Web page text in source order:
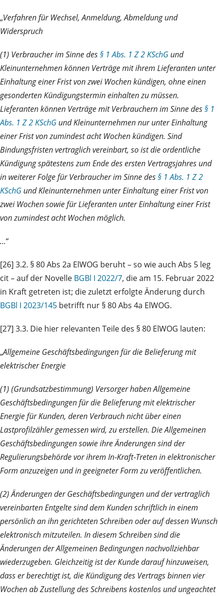
„Verfahren für Wechsel, Anmeldung, Abmeldung und
Widerspruch
(1) Verbraucher im Sinne des§ 1 Abs. 1 Z 2 KSchG und
Kleinunternehmen können Verträge mit ihrem Lieferanten unter
Einhaltung einer Frist von zwei Wochen kündigen, ohne einen
gesonderten Kündigungstermin einhalten zu müssen.
Lieferanten können Verträge mit Verbrauchern im Sinne des§ 1
Abs. 1 Z 2 KSchG und Kleinunternehmen nur unter Einhaltung
einer Frist von zumindest acht Wochen kündigen. Sind
Bindungsfristen vertraglich vereinbart, so ist die ordentliche
Kündigung spätestens zum Ende des ersten Vertragsjahres und
in weiterer Folge für Verbraucher im Sinne des§ 1 Abs. 1 Z 2
KSchG und Kleinunternehmen unter Einhaltung einer Frist von
zwei Wochen sowie für Lieferanten unter Einhaltung einer Frist
von zumindest acht Wochen möglich.
…“
[26] 3.2. § 80 Abs 2a ElWOG beruht – so wie auch Abs 5 leg
cit – auf der Novelle BGBl I 2022/7, die am 15. Februar 2022
in Kraft getreten ist; die zuletzt erfolgte Änderung durch
BGBl I 2023/145 betrifft nur § 80 Abs 4a ElWOG.
[27] 3.3. Die hier relevanten Teile des § 80 ElWOG lauten:
„Allgemeine Geschäftsbedingungen für die Belieferung mit
elektrischer Energie
(1) (Grundsatzbestimmung) Versorger haben Allgemeine
Geschäftsbedingungen für die Belieferung mit elektrischer
Energie für Kunden, deren Verbrauch nicht über einen
Lastprofilzähler gemessen wird, zu erstellen. Die Allgemeinen
Geschäftsbedingungen sowie ihre Änderungen sind der
Regulierungsbehörde vor ihrem In‑Kraft‑Treten in elektronischer
Form anzuzeigen und in geeigneter Form zu veröffentlichen.
(2) Änderungen der Geschäftsbedingungen und der vertraglich
vereinbarten Entgelte sind dem Kunden schriftlich in einem
persönlich an ihn gerichteten Schreiben oder auf dessen Wunsch
elektronisch mitzuteilen. In diesem Schreiben sind die
Änderungen der Allgemeinen Bedingungen nachvollziehbar
wiederzugeben. Gleichzeitig ist der Kunde darauf hinzuweisen,
dass er berechtigt ist, die Kündigung des Vertrags binnen vier
Wochen ab Zustellung des Schreibens kostenlos und ungeachtet